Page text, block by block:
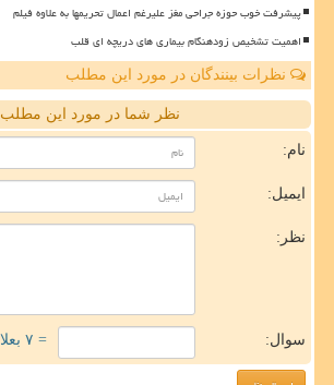
پیشرفت خوب حوزه جراحی مغز علیرغم اعمال تحریمها به علاوه فیلم
اهمیت تشخیص زودهنگام بیماری های دریچه ای قلب
نظرات بینندگان در مورد این مطلب
نظر شما در مورد این مطلب
نام:
ایمیل:
نظر:
سوال: = ۷ بعلاوه ۳